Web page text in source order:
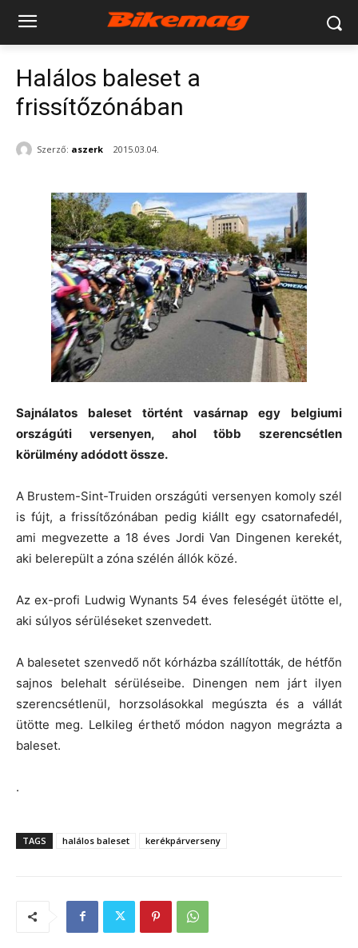
Halálos baleset a
frissítőzónában
Szerző: aszerk 2015.03.04.
Sajnálatos baleset történt vasárnap egy belgiumi
országúti versenyen, ahol több szerencsétlen
körülmény adódott össze.
A Brustem-Sint-Truiden országúti versenyen komoly szél
is fújt, a frissítőzónában pedig kiállt egy csatornafedél,
ami megvezette a 18 éves Jordi Van Dingenen kerekét,
aki belerepült a zóna szélén állók közé.
Az ex-profi Ludwig Wynants 54 éves feleségét ütötte el,
aki súlyos sérüléseket szenvedett.
A balesetet szenvedő nőt kórházba szállították, de hétfőn
sajnos belehalt sérüléseibe. Dinengen nem járt ilyen
szerencsétlenül, horzsolásokkal megúszta és a vállát
ütötte meg. Lelkileg érthető módon nagyon megrázta a
baleset.
.
TAGS halálos baleset kerékpárverseny